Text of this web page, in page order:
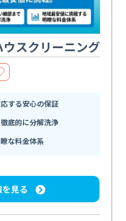
ウスクリーニング
する安心の保証
底的に分解洗浄
な料金体系
見る